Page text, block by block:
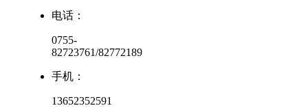
电话：
0755-
82723761/82772189
手机：
13652352591